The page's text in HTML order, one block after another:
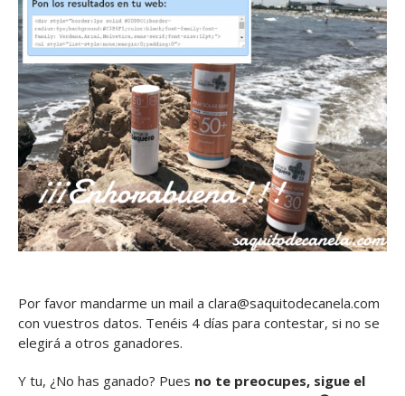
Por favor mandarme un mail a clara@saquitodecanela.com
con vuestros datos. Tenéis 4 días para contestar, si no se
elegirá a otros ganadores.
Y tu, ¿No has ganado? Pues no te preocupes, sigue el